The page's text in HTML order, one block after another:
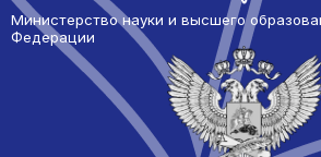
Министерство науки и высшего
Федерации